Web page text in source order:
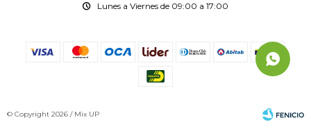
Lunes a Viernes de 09:00 a 17:00
© Copyright 2026 / Mix UP